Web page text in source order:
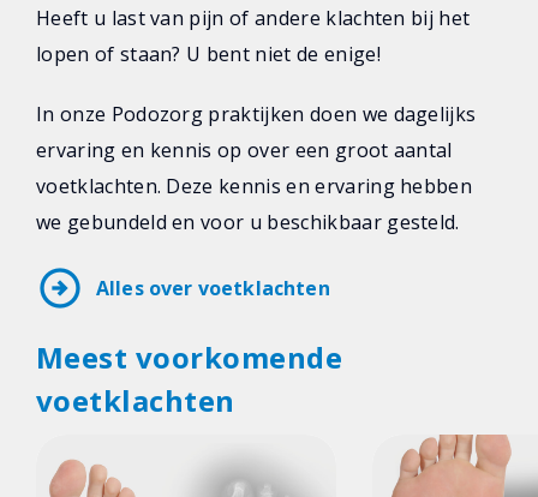
Heeft u last van pijn of andere klachten bij het
lopen of staan? U bent niet de enige!
In onze Podozorg praktijken doen we dagelijks
ervaring en kennis op over een groot aantal
voetklachten. Deze kennis en ervaring hebben
we gebundeld en voor u beschikbaar gesteld.
arrow_circle_right Alles over voetklachten
Meest voorkomende
voetklachten